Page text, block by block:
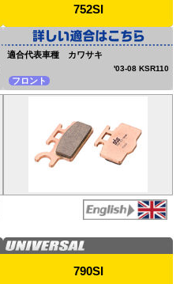
752SI
適合代表車種 カワサキ
'03-08 KSR110
フロント
790SI